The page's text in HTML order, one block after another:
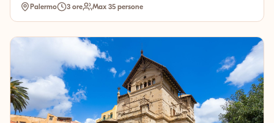
Palermo 3 ore Max 35 persone